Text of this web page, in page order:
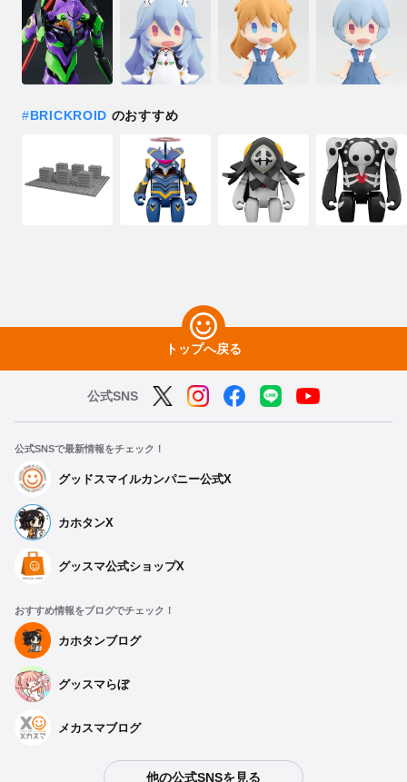
#BRICKROID のおすすめ
トップへ戻る
公式SNS
公式SNSで最新情報をチェック！
グッドスマイルカンパニー公式X
カホタンX
グッスマ公式ショップX
おすすめ情報をブログでチェック！
カホタンブログ
グッスマらぼ
メカスマブログ
他の公式SNSを見る